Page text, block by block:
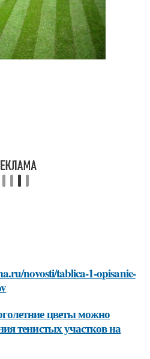
novosti/tablica-1-opisanie-
цветы можно
тенистых участков на